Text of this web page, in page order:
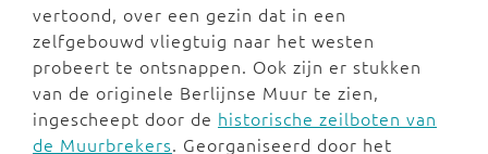
vertoond, over een gezin dat in een
zelfgebouwd vliegtuig naar het westen
probeert te ontsnappen. Ook zijn er stukken
van de originele Berlijnse Muur te zien,
ingescheept door de historische zeilboten van
de Muurbrekers. Georganiseerd door het